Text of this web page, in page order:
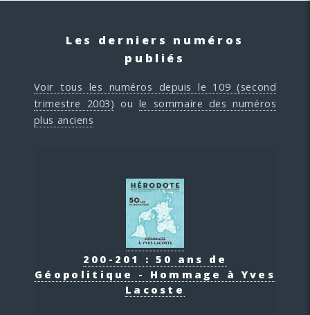
Les derniers numéros
publiés
Voir tous les numéros depuis le 109 (second
trimestre 2003) ou le sommaire des numéros
plus anciens
200-201 : 50 ans de
Géopolitique - Hommage à Yves
Lacoste